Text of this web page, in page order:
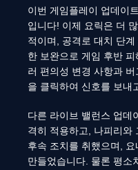
이번 게임플레이 업데이
입니다! 이제 요릭은 더
적이며, 공격로 대치 단
한 보완으로 게임 후반
러 편의성 변경 사항과
을 클릭하여 신호를 보내
다른 라이브 밸런스 업데
격히 적용하고, 나피리와
후속 조치를 취했으며,
만들었습니다. 물론 평소